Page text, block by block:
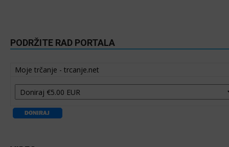
PODRŽITE RAD PORTALA
Moje trčanje - trcanje.net